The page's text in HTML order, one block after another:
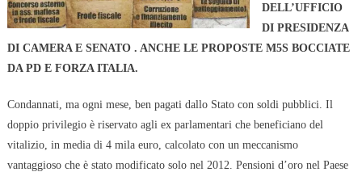
DELL’UFFICIO
DI PRESIDENZA
DI CAMERA E SENATO . ANCHE LE PROPOSTE M5S BOCCIATE
DA PD E FORZA ITALIA.
Condannati, ma ogni mese, ben pagati dallo Stato con soldi pubblici. Il
doppio privilegio è riservato agli ex parlamentari che beneficiano del
vitalizio, in media di 4 mila euro, calcolato con un meccanismo
vantaggioso che è stato modificato solo nel 2012. Pensioni d’oro nel Paese